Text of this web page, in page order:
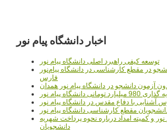
اخبار دانشگاه پیام نور
توسعه کیفی راهبرد اصلی دانشگاه پیام نور
در مقطع کارشناسی در دانشگاه پیام‌نور
فارس
آزمون دانشجو در دانشگاه پیام نور همدان
تومانی دانشگاه پیام نور
آشنایی با دفاع مقدس در دانشگاه پیام نور
مقطع کارشناسی دانشگاه پیام نور
و کمیته امداد درباره نحوه پرداخت شهریه
دانشجویان